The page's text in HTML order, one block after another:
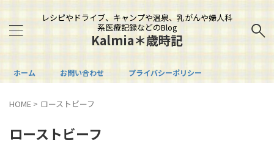
レシピやドライブ、キャンプや温泉、乳がんや婦人科
系医療記録などのBlog
Kalmia＊歳時記
ホーム お問い合わせ プライバシーポリシー
HOME > ローストビーフ
ローストビーフ